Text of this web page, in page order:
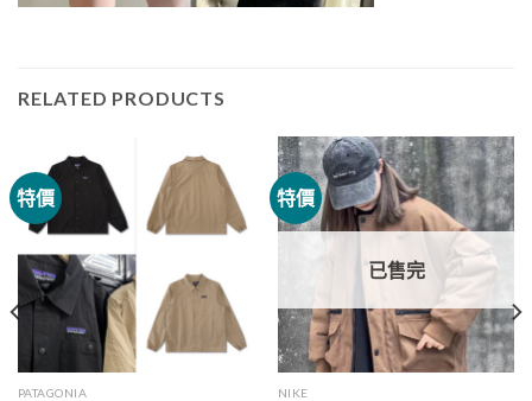
RELATED PRODUCTS
特價
PATAGONIA
特價
已售完
NIKE